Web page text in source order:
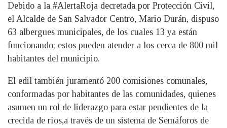
Debido a la #AlertaRoja decretada por Protección Civil,
el Alcalde de San Salvador Centro, Mario Durán, dispuso
63 albergues municipales, de los cuales 13 ya están
funcionando; estos pueden atender a los cerca de 800 mil
habitantes del municipio.
El edil también juramentó 200 comisiones comunales,
conformadas por habitantes de las comunidades, quienes
asumen un rol de liderazgo para estar pendientes de la
crecida de ríos,a través de un sistema de Semáforos de